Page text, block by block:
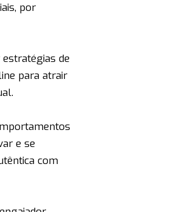
por
de
para atrair
e se
com